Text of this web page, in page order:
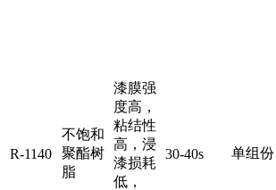
R-1140
不饱和
聚酯树
脂
漆膜强
度高，
粘结性
高，浸
漆损耗
低，
30-40s 单组份